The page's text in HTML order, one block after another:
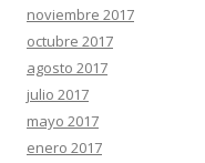
noviembre 2017
octubre 2017
agosto 2017
julio 2017
mayo 2017
enero 2017